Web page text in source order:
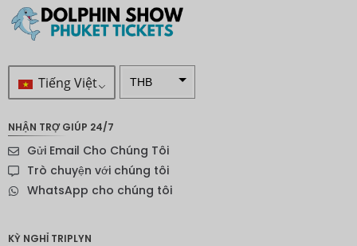
Tiếng Việt THB
Đô la
New
Zealand
NHẬN TRỢ GIÚP 24/7
Gửi Email Cho Chúng Tôi
Trò chuyện với chúng tôi
WhatsApp cho chúng tôi
KỲ NGHỈ TRIPLYN